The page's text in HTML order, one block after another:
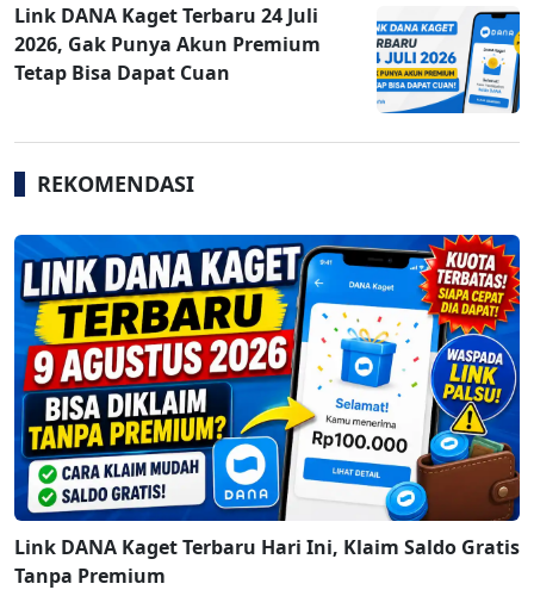
Link DANA Kaget Terbaru 24 Juli
2026, Gak Punya Akun Premium
Tetap Bisa Dapat Cuan
REKOMENDASI
Link DANA Kaget Terbaru Hari Ini, Klaim Saldo Gratis
Tanpa Premium